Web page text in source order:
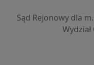
Sąd Rejonowy dla